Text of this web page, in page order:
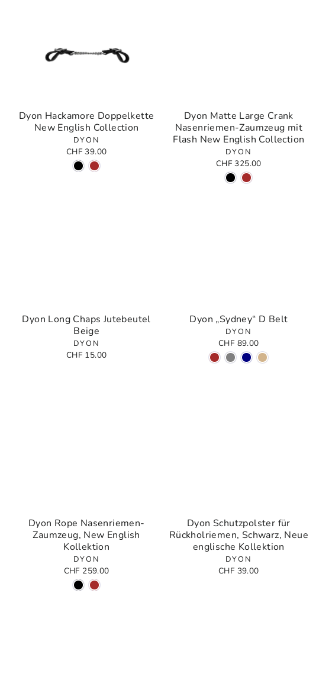
Dyon Hackamore Doppelkette
New English Collection
DYON
CHF 39.00
Dyon Matte Large Crank
Nasenriemen-Zaumzeug mit
Flash New English Collection
DYON
CHF 325.00
Dyon Long Chaps Jutebeutel
Beige
DYON
CHF 15.00
Dyon „Sydney“ D Belt
DYON
CHF 89.00
Dyon Rope Nasenriemen-
Zaumzeug, New English
Kollektion
DYON
CHF 259.00
Dyon Schutzpolster für
Rückholriemen, Schwarz, Neue
englische Kollektion
DYON
CHF 39.00